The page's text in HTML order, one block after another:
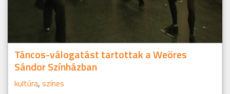
Táncos-válogatást tartottak a Weöres
Sándor Színházban
kultúra, színes